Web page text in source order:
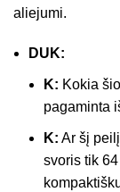
aliejumi.
DUK:
K: Kokia
pagaminta
K: Ar šį
svoris tik